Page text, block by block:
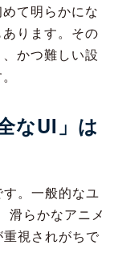
て明らかにな
ります。その
かつ難しい設
なUI」は
。一般的なユ
滑らかなアニメ
視されがちで